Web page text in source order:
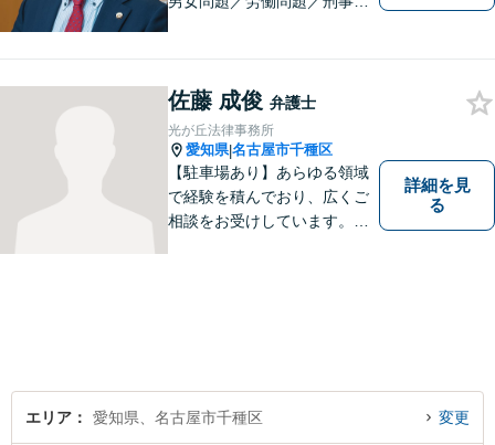
ご提供。小さなお困り事でも
構いません【夜間・休日面
談】【完全個室】【今池駅3
分】
佐藤 成俊 弁護士
光が丘法律事務所
愛知県|名古屋市千種区
【駐車場あり】あらゆる領域
で経験を積んでおり、広くご
相談をお受けしています。ご
詳細を見
る
エリア 愛知県、名古屋市千種区 変更